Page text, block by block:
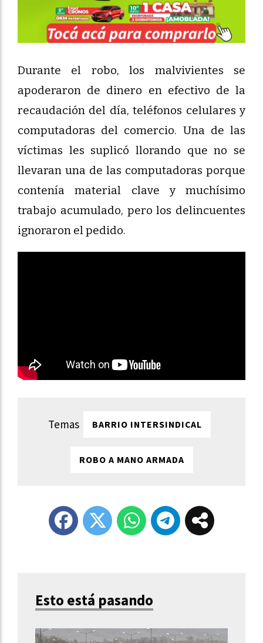
Durante el robo, los malvivientes se
apoderaron de dinero en efectivo de la
recaudación del día, teléfonos celulares y
computadoras del comercio. Una de las
víctimas les suplicó llorando que no se
llevaran una de las computadoras porque
contenía material clave y muchísimo
trabajo acumulado, pero los delincuentes
ignoraron el pedido.
BARRIO INTERSINDICAL
ROBO A MANO ARMADA
Esto está pasando